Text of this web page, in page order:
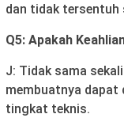
dan tidak tersentuh
Q5: Apakah
J: Tidak sama
membuatnya dapat
tingkat teknis.